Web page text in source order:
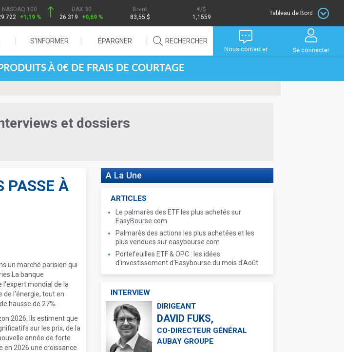
NASDAQ 100
722
+1,19 %
DAX 30
26 319
+0,69 %
Brent
83,55 $
/$
1,1559
Tableau de Bord
S'INFORMER ÉPARGNER RECHERCHER
Nous contacter Se connecter
À 0€ DE FRAIS DE COURTAGE
et dossiers
PASSE À
un marché parisien qui
banque
l'expert mondial de la
de l'énergie, tout en
hausse de 27%.
2026. Ils estiment que
sur les prix, de la
année de forte
en 2026 une croissance
A La Une
ARTICLES
Le palmarès des ETF les plus achetés sur
EasyBourse.com
Palmarès des actions les plus achetées et les
plus vendues sur easybourse.com
Portefeuilles ETF & OPC : les idées
d'investissement d'Easybourse du mois d'Août
INTERVIEW
DIRIGEANT
DAVID FUKS,
CO-DIRECTEUR GÉNÉRAL
AUBAY GROUPE